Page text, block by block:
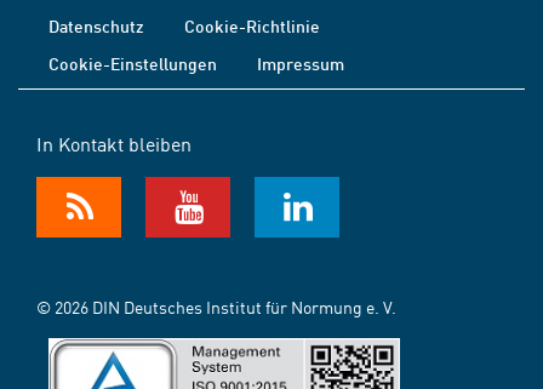
Datenschutz
Cookie-Richtlinie
Cookie-Einstellungen
Impressum
In Kontakt bleiben
© 2026 DIN Deutsches Institut für Normung e. V.